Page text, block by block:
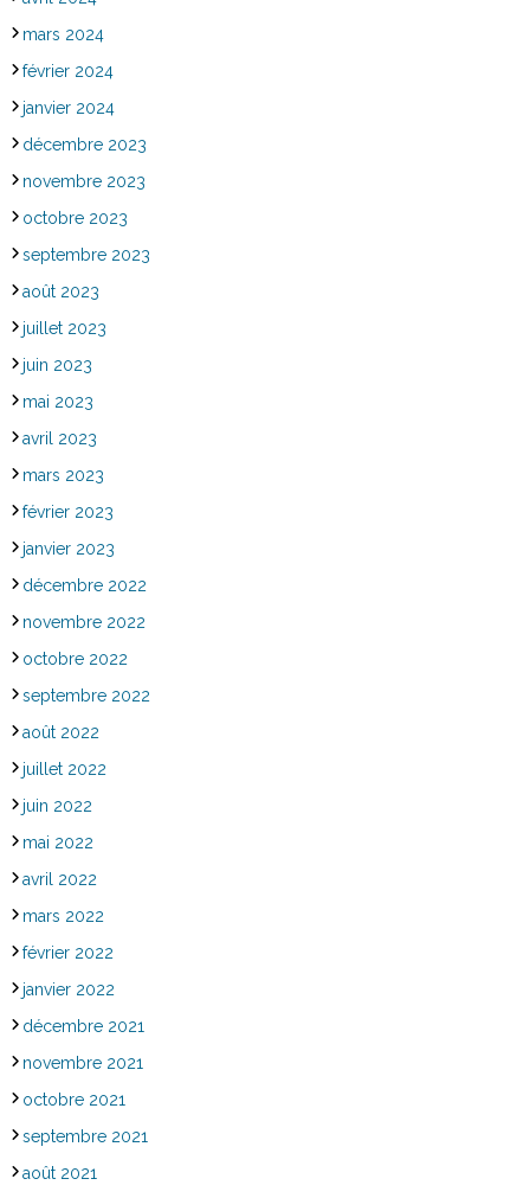
mars 2024
février 2024
janvier 2024
décembre 2023
novembre 2023
octobre 2023
septembre 2023
août 2023
juillet 2023
juin 2023
mai 2023
avril 2023
mars 2023
février 2023
janvier 2023
décembre 2022
novembre 2022
octobre 2022
septembre 2022
août 2022
juillet 2022
juin 2022
mai 2022
avril 2022
mars 2022
février 2022
janvier 2022
décembre 2021
novembre 2021
octobre 2021
septembre 2021
août 2021